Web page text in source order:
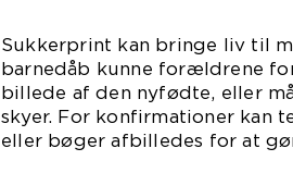
Sukkerprint kan bringe liv til
barnedåb kunne forældrene
billede af den nyfødte, eller
skyer. For konfirmationer kan
eller bøger afbilledes for at